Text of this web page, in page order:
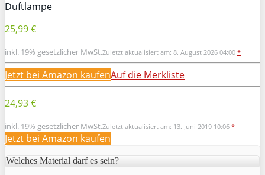
Duftlampe
25,99 €
inkl. 19% gesetzlicher MwSt.Zuletzt aktualisiert am: 8. August 2026 04:00 *
Jetzt bei Amazon kaufenAuf die Merkliste
24,93 €
inkl. 19% gesetzlicher MwSt.Zuletzt aktualisiert am: 13. Juni 2019 10:06 *
Jetzt bei Amazon kaufen
Welches Material darf es sein?